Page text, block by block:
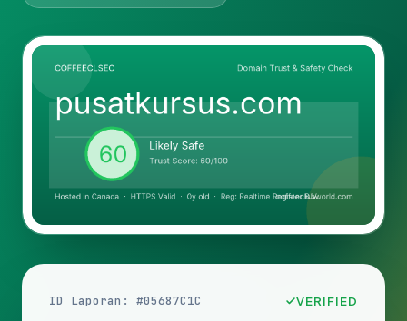
ID Laporan: #05687C1C VERIFIED